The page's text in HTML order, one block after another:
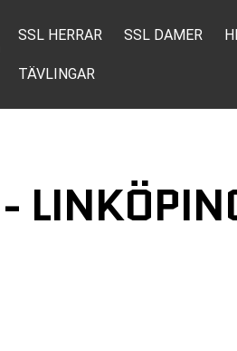
SSL HERRAR SSL DAMER
TÄVLINGAR